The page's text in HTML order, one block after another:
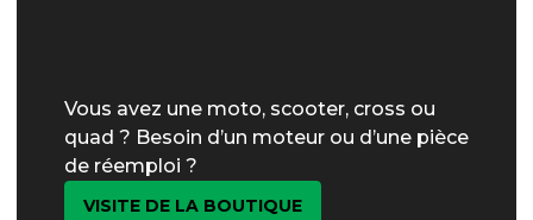
Vous avez une moto, scooter, cross ou
quad ? Besoin d’un moteur ou d’une pièce
de réemploi ?
VISITE DE LA BOUTIQUE